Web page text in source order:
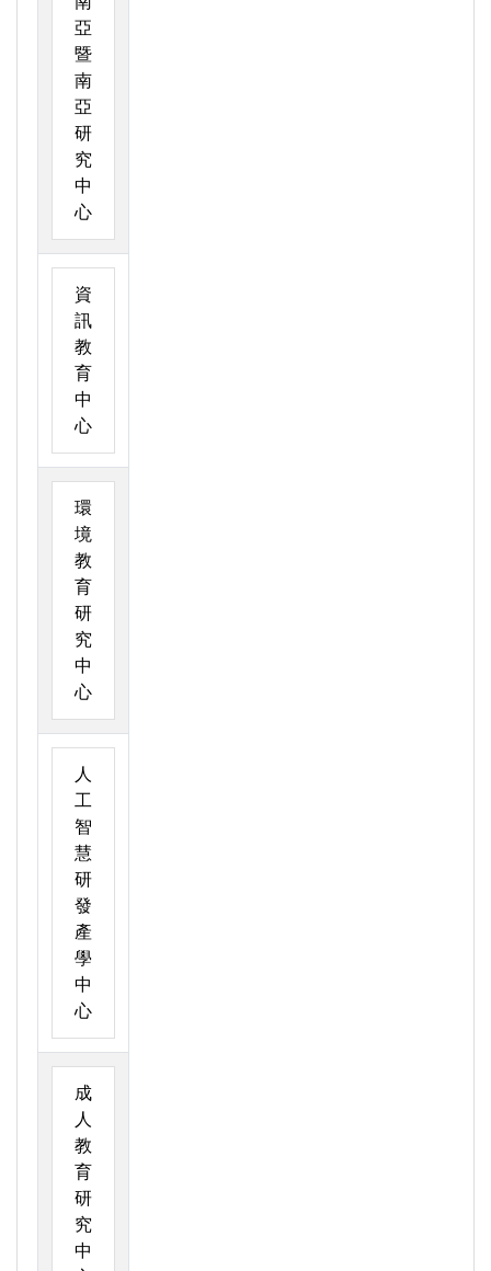
亞
暨
南
亞
研
究
中
心
資
訊
教
育
中
心
環
境
教
育
研
究
中
心
人
工
智
慧
研
發
產
學
中
心
成
人
教
育
研
究
中